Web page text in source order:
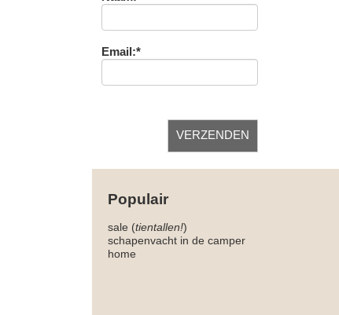
Email:*
Populair
sale (tientallen!)
schapenvacht in de camper
home